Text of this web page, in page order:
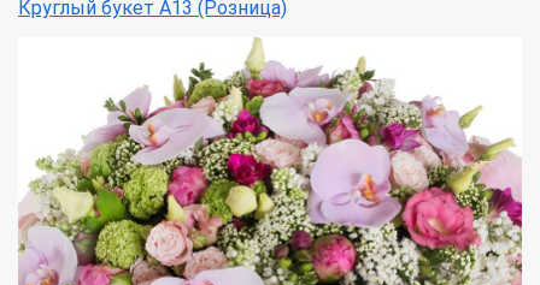
Круглый букет А13 (Розница)